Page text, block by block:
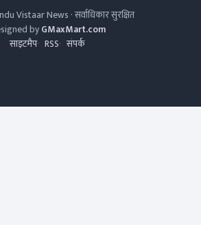
Vistaar News · सर्वाधिकार सुरक्षित
byGMaxMart.com
साइटमैप RSS संपर्क